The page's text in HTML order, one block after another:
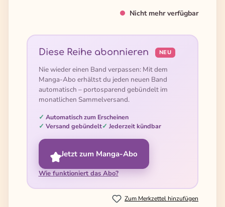
Nicht mehr verfügbar
Diese Reihe abonnieren NEU
Nie wieder einen Band verpassen: Mit dem
Manga-Abo erhältst du jeden neuen Band
automatisch – portosparend gebündelt im
monatlichen Sammelversand.
Automatisch zum Erscheinen
Versand gebündelt
Jederzeit kündbar
Jetzt zum Manga-Abo
Wie funktioniert das Abo?
Zum Merkzettel hinzufügen